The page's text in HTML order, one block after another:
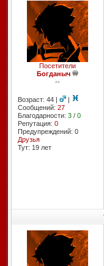
Посетители
Богданыч
--
Возраст: 44 |
|
Сообщений: 27
Благодарности: 3/ 0
Репутация: 0
Предупреждений: 0
Друзья
Тут: 19 лет